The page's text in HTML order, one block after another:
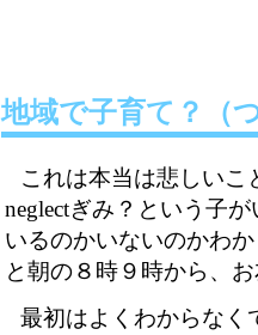
地域で子育て？（
これは本当は悲しい
neglectぎみ？という子
いるのかいないのかわ
と朝の８時９時から、
最初はよくわからなく